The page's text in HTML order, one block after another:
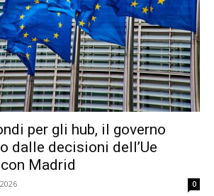
per gli hub, il governo
dalle decisioni dell’Ue
Madrid
0